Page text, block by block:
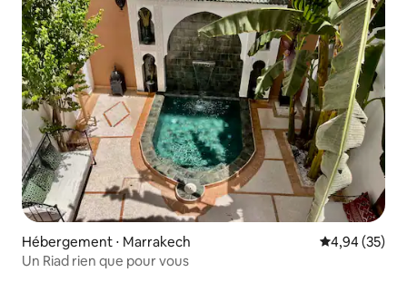
Hébergement ⋅ Marrakech Évaluation
4,94 (35)
Un Riad rien que pour vous